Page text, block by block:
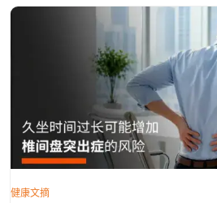
健康文摘